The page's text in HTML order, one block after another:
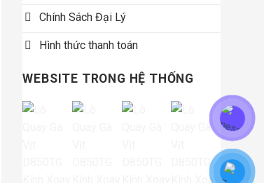
Chính Sách Đại Lý
Hình thức thanh toán
WEBSITE TRONG HỆ THỐNG